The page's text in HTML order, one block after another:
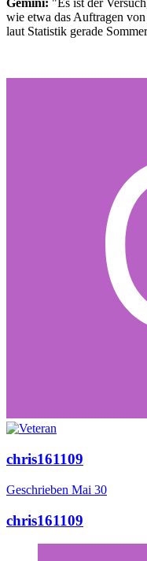
Gemini: "Es ist der
wie etwa das Auftragen
laut Statistik gerade
chris161109
Geschrieben Mai 30
chris161109